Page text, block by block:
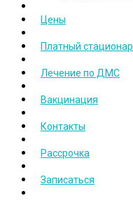
Цены
Платный стационар
Лечение по ДМС
Вакцинация
Контакты
Рассрочка
Записаться